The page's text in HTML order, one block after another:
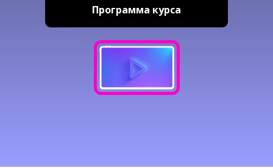
Программа курса